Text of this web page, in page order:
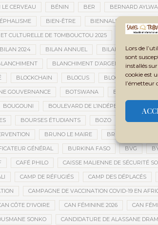
Lors de
sont
installés
cookie est
l’émetteur
LE CERVEAU BÉNIN BER BERNARD
BIEN-ÊTRE BIENNALE AFRICAINE
CULTURELLE DE TOMBOUCTOU 2025 BIENNALE
BILAN 2024 BILAN ANNUEL BILAN DE LA
BLANCHIMENT D’ARGENT
BLOCKCHAIN BLOCUS BLOCUS
GOUVERNANCE BOTSWANA BOUARÉ FILY
BOUGOUNI BOULEVARD DE L’INDÉPENDANCE
BOURSES ÉTUDIANTS BOZO BRASSAGE
BRUNO LE MAIRE BRUXELLES
GÉNÉRAL BURKINA FASO BVG
CAFÉ PHILO CAISSE MALIENNE DE SÉCURITÉ
CAMP DE RÉFUGIÉS CAMP DES DÉPLACÉS
CAMPAGNE DE VACCINATION COVID-19 EN
CÔTE D'IVOIRE CAN FÉMININE 2026 CAN
SONKO CANDIDATURE DE ALASSANE